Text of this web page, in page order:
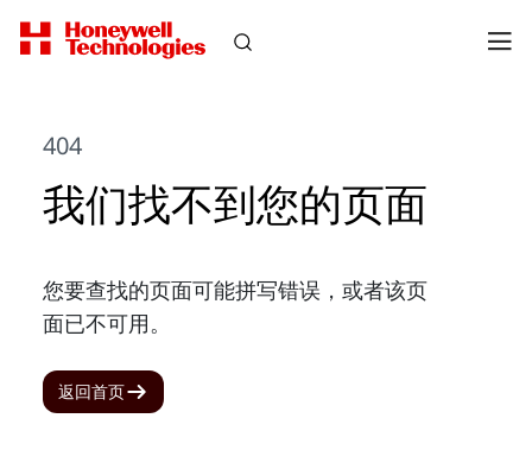
404
我们找不到您的页面
您要查找的页面可能拼写错误，或者该页
面已不可用。
返回首页